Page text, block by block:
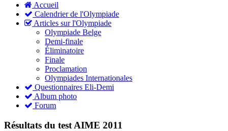
Accueil
Calendrier de l'Olympiade
Articles sur l'Olympiade
Olympiade Belge
Demi-finale
Éliminatoire
Finale
Proclamation
Olympiades Internationales
Questionnaires Eli-Demi
Album photo
Forum
Résultats du test AIME 2011